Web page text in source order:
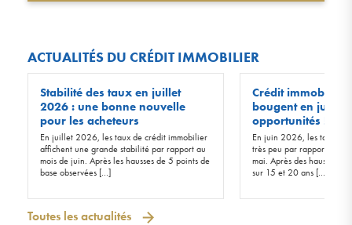
ACTUALITÉS DU CRÉDIT IMMOBILIER
Stabilité des taux en juillet
2026 : une bonne nouvelle
pour les acheteurs
En juillet 2026, les taux de crédit immobilier
affichent une grande stabilité par rapport au
mois de juin. Après les hausses de 5 points de
base observées […]
Crédit immobilier
bougent en juin
opportunités !
En juin 2026, les taux
très peu par rapport à
mai. Après des hausses
sur 15 et 20 ans […]
Toutes les actualités